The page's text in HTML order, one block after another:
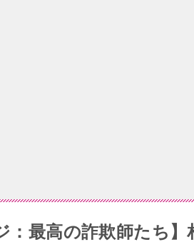
：最高の詐欺師たち】